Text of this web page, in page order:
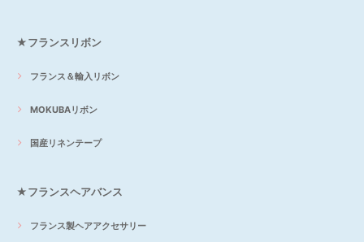
★フランスリボン
フランス＆輸入リボン
MOKUBAリボン
国産リネンテープ
★フランスヘアバンス
フランス製ヘアアクセサリー